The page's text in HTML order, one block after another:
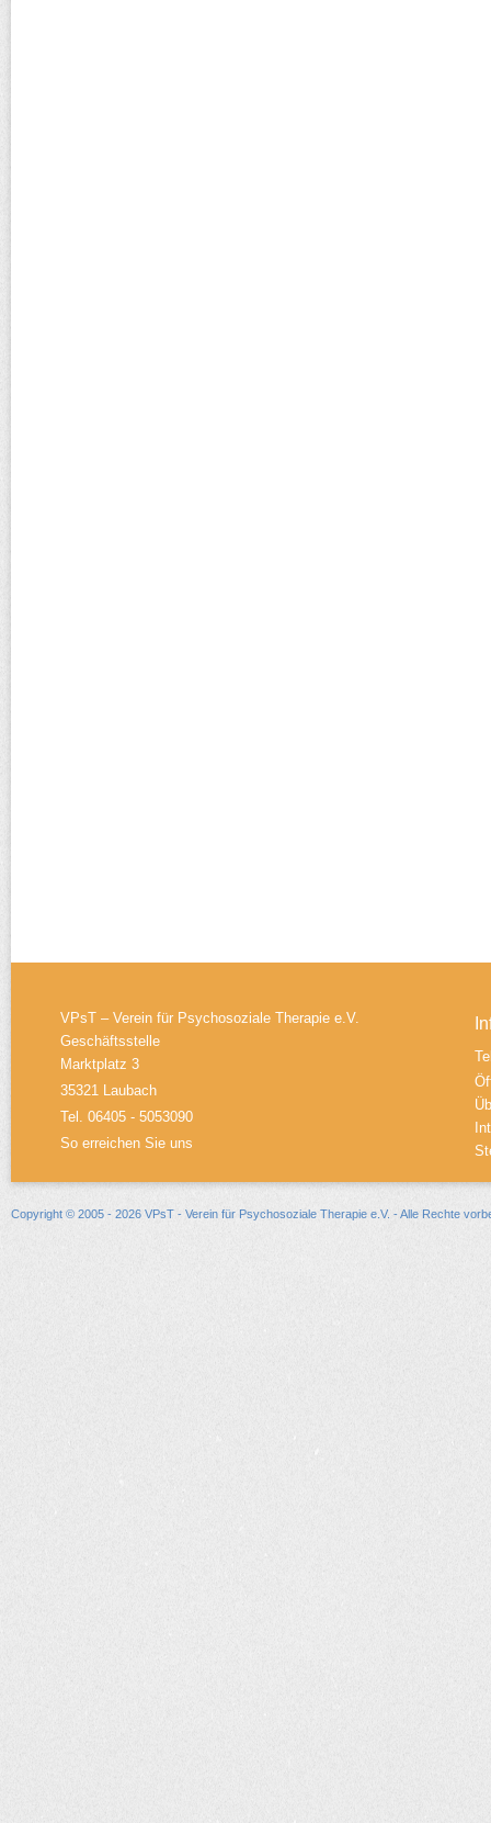
VPsT – Verein für Psychosoziale Therapie e.V.
Geschäftsstelle
Marktplatz 3
35321 Laubach
Tel. 06405 - 5053090
So erreichen Sie uns
Copyright © 2005 - 2026 VPsT - Verein für Psychosoziale Therapie e.V. - Alle Rechte